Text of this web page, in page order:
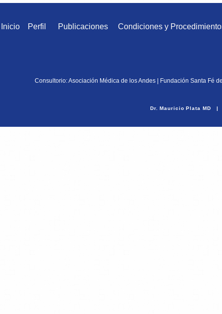
Dr. Mauricio Plata MD
Inicio Perfil Publicaciones Condiciones y
Consultorio: Asociación Médica de los Andes | Fundación Santa